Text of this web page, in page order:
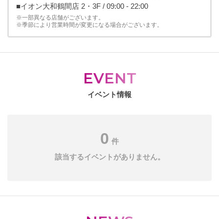
■イオン大和鶴間店 2・3F / 09:00 - 22:00
※一部異なる店舗がございます。
※季節により営業時間が変更になる場合がございます。
EVENT
イベント情報
0 件
該当するイベントがありません。